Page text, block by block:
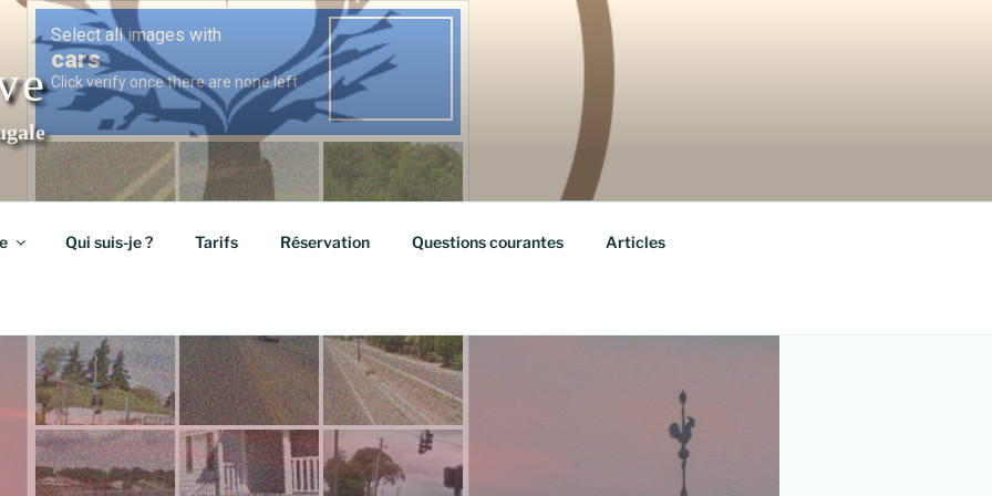
Qui suis-je ? Tarifs Réservation Questions courantes Articles